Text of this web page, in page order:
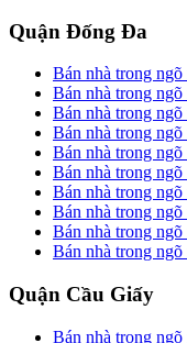
Quận Đống Đa
Bán nhà trong
Bán nhà trong
Bán nhà trong
Bán nhà trong
Bán nhà trong
Bán nhà trong
Bán nhà trong
Bán nhà trong
Bán nhà trong
Bán nhà trong
Quận Cầu Giấy
Bán nhà trong